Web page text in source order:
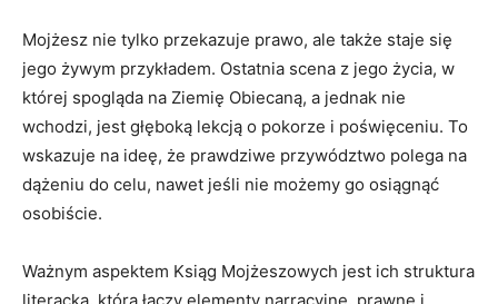
Mojżesz nie tylko przekazuje​ prawo, ale także staje się
jego żywym przykładem.‍ Ostatnia scena z jego życia, w⁤
której spogląda na Ziemię Obiecaną, a jednak nie
wchodzi, jest‌ głęboką lekcją o pokorze i poświęceniu. To
wskazuje na ideę, że prawdziwe przywództwo polega ​na
dążeniu do celu, nawet jeśli ⁤nie ‍możemy go osiągnąć
osobiście.
Ważnym⁢ aspektem Ksiąg Mojżeszowych jest ich struktura